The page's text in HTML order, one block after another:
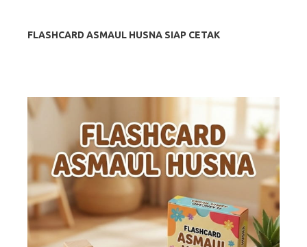
FLASHCARD ASMAUL HUSNA SIAP CETAK